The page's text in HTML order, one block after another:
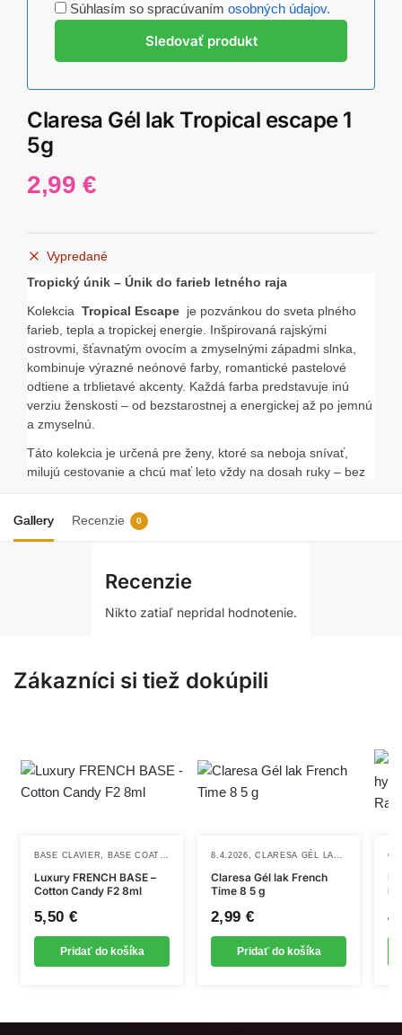
Claresa Gél lak Tropical escape 1
5g
2,99 €
Tropický únik – Únik do farieb letného raja
Kolekcia Tropical Escape je pozvánkou do sveta plného
farieb, tepla a tropickej energie. Inšpirovaná rajskými
ostrovmi, šťavnatým ovocím a zmyselnými západmi slnka,
kombinuje výrazné neónové farby, romantické pastelové
odtiene a trblietavé akcenty. Každá farba predstavuje inú
verziu ženskosti – od bezstarostnej a energickej až po jemnú
a zmyselnú.
Táto kolekcia je určená pre ženy, ktoré sa neboja snívať,
milujú cestovanie a chcú mať leto vždy na dosah ruky – bez
exotickú pláž vždy, keď sa pozriete na svoje nechty.
Vypredané
Súhlasím so spracúvaním osobných údajov.
Gallery Recenzie 0
Recenzie
Nikto zatiaľ nepridal hodnotenie.
Zákazníci si tiež dokúpili
BASE CLAVIER BASE COAT ,TEKUTÉ PRÍPRAVKY
Luxury FRENCH BASE –
Cotton Candy F2 8ml
5,50 €
Pridať do košíka
8.4.2026 ,CLARESA GÉL LAKY NOVINKY
Claresa Gél lak French
Time 8 5 g
2,99 €
Pridať do košíka